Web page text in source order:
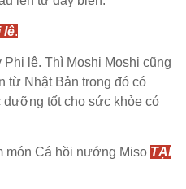
lê.
lê. Thì Moshi Moshi cũng
từ Nhật Bản trong đó có
tốt cho sức khỏe có
món Cá hồi nướng Miso TẠI